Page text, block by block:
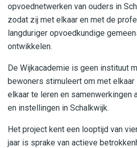
opvoednetwerken van ouders in
zodat zij met elkaar en met de
langduriger opvoedkundige
ontwikkelen.
De Wijkacademie is geen instituut
bewoners stimuleert om met elkaar
elkaar te leren en samenwerkingen
en instellingen in Schalkwijk.
Het project kent een looptijd van
jaar is sprake van actieve